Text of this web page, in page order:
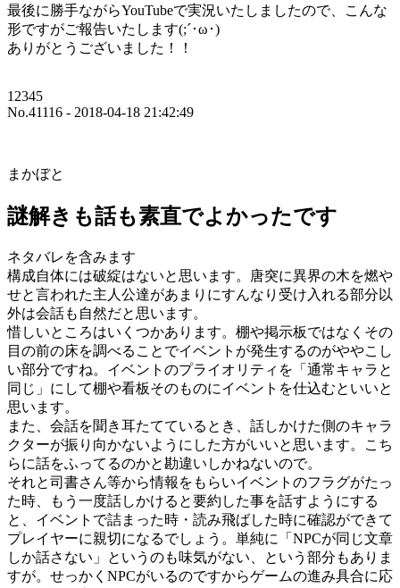
最後に勝手ながらYouTubeで実況いたしましたので、こんな
形ですがご報告いたします(;´･ω･)
ありがとうございました！！
12345
No.41116 - 2018-04-18 21:42:49
まかぼと
謎解きも話も素直でよかったです
ネタバレを含みます
構成自体には破綻はないと思います。唐突に異界の木を燃や
せと言われた主人公達があまりにすんなり受け入れる部分以
外は会話も自然だと思います。
惜しいところはいくつかあります。棚や掲示板ではなくその
目の前の床を調べることでイベントが発生するのがややこし
い部分ですね。イベントのプライオリティを「通常キャラと
同じ」にして棚や看板そのものにイベントを仕込むといいと
思います。
また、会話を聞き耳たてているとき、話しかけた側のキャラ
クターが振り向かないようにした方がいいと思います。こち
らに話をふってるのかと勘違いしかねないので。
それと司書さん等から情報をもらいイベントのフラグがたっ
た時、もう一度話しかけると要約した事を話すようにする
と、イベントで詰まった時・読み飛ばした時に確認ができて
プレイヤーに親切になるでしょう。単純に「NPCが同じ文章
しか話さない」というのも味気がない、という部分もありま
すが。せっかくNPCがいるのですからゲームの進み具合に応